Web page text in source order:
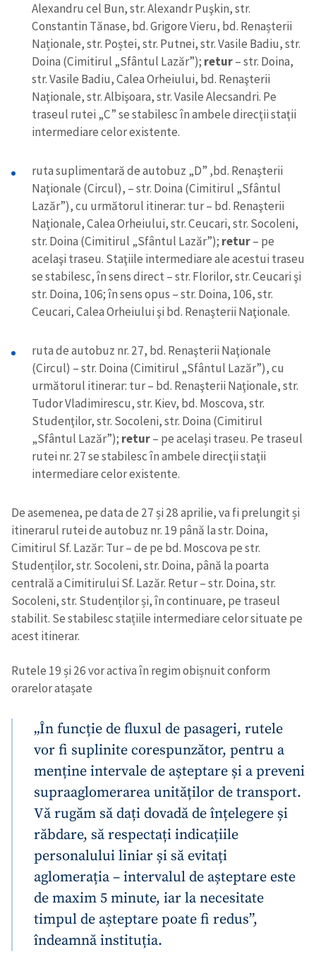
Alexandru cel Bun, str. Alexandr Puşkin, str.
Constantin Tănase, bd. Grigore Vieru, bd. Renașterii
Naționale, str. Poștei, str. Putnei, str. Vasile Badiu, str.
Doina (Cimitirul „Sfântul Lazăr”); retur– str. Doina,
str. Vasile Badiu, Calea Orheiului, bd. Renaşterii
Naţionale, str. Albişoara, str. Vasile Alecsandri. Pe
traseul rutei „C” se stabilesc în ambele direcţii staţii
intermediare celor existente.
ruta suplimentară de autobuz „D” ,bd. Renaşterii
Naţionale (Circul), – str. Doina (Cimitirul „Sfântul
Lazăr”), cu următorul itinerar: tur – bd. Renaşterii
Naţionale, Calea Orheiului, str. Ceucari, str. Socoleni,
str. Doina (Cimitirul „Sfântul Lazăr”); retur– pe
acelaşi traseu. Staţiile intermediare ale acestui traseu
se stabilesc, în sens direct – str. Florilor, str. Ceucari şi
str. Doina, 106; în sens opus – str. Doina, 106, str.
Ceucari, Calea Orheiului şi bd. Renaşterii Naţionale.
ruta de autobuz nr. 27, bd. Renaşterii Naţionale
(Circul) – str. Doina (Cimitirul „Sfântul Lazăr”), cu
următorul itinerar: tur – bd. Renaşterii Naţionale, str.
Tudor Vladimirescu, str. Kiev, bd. Moscova, str.
Studenţilor, str. Socoleni, str. Doina (Cimitirul
„Sfântul Lazăr”); retur– pe acelaşi traseu. Pe traseul
rutei nr. 27 se stabilesc în ambele direcţii staţii
intermediare celor existente.
De asemenea, pe data de 27 și 28 aprilie, va fi prelungit și
itinerarul rutei de autobuz nr. 19 până la str. Doina,
Cimitirul Sf. Lazăr: Tur – de pe bd. Moscova pe str.
Studenților, str. Socoleni, str. Doina, până la poarta
centrală a Cimitirului Sf. Lazăr. Retur – str. Doina, str.
Socoleni, str. Studenților și, în continuare, pe traseul
stabilit. Se stabilesc stațiile intermediare celor situate pe
acest itinerar.
Rutele 19 și 26 vor activa în regim obișnuit conform
orarelor atașate
„În funcție de fluxul de pasageri, rutele
vor fi suplinite corespunzător, pentru a
menține intervale de așteptare și a preveni
supraaglomerarea unităților de transport.
Vă rugăm să dați dovadă de înțelegere și
răbdare, să respectați indicațiile
personalului liniar și să evitați
aglomerația – intervalul de așteptare este
de maxim 5 minute, iar la necesitate
timpul de așteptare poate fi redus”,
îndeamnă instituția.